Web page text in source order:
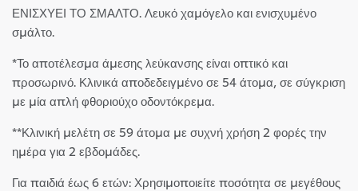
ΕΝΙΣΧΥΕΙ ΤΟ ΣΜΑΛΤΟ. Λευκό χαμόγελο και ενισχυμένο
σμάλτο.
*Το αποτέλεσμα άμεσης λεύκανσης είναι οπτικό και
προσωρινό. Κλινικά αποδεδειγμένο σε 54 άτομα, σε σύγκριση
με μία απλή φθοριούχο οδοντόκρεμα.
**Κλινική μελέτη σε 59 άτομα με συχνή χρήση 2 φορές την
ημέρα για 2 εβδομάδες.
Για παιδιά έως 6 ετών: Χρησιμοποιείτε ποσότητα σε μεγέθους